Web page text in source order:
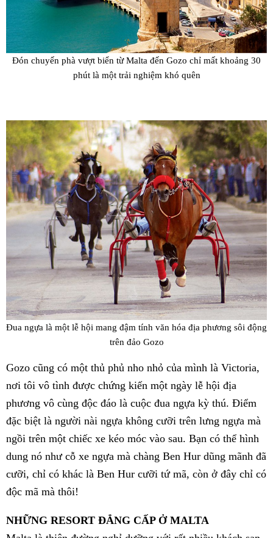
Đón chuyến phà vượt biển từ Malta đến Gozo chỉ mất khoảng 30
phút là một trải nghiệm khó quên
Đua ngựa là một lễ hội mang đậm tính văn hóa địa phương sôi động
trên đảo Gozo
Gozo cũng có một thủ phủ nho nhỏ của mình là Victoria,
nơi tôi vô tình được chứng kiến một ngày lễ hội địa
phương vô cùng độc đáo là cuộc đua ngựa kỳ thú. Điểm
đặc biệt là người nài ngựa không cưỡi trên lưng ngựa mà
ngồi trên một chiếc xe kéo móc vào sau. Bạn có thể hình
dung nó như cỗ xe ngựa mà chàng Ben Hur dũng mãnh đã
cưỡi, chỉ có khác là Ben Hur cưỡi tứ mã, còn ở đây chỉ có
độc mã mà thôi!
NHỮNG RESORT ĐẲNG CẤP Ở MALTA